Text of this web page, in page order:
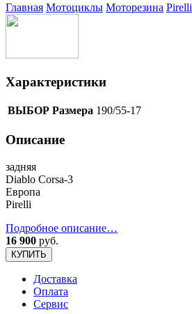
Главная Мотоциклы Моторезина Pirelli
Характеристики
ВЫБОР Размера 190/55-17
Описание
задняя
Diablo Corsa-3
Европа
Pirelli
Подробное описание…
16 900 руб.
КУПИТЬ
Доставка
Оплата
Сервис